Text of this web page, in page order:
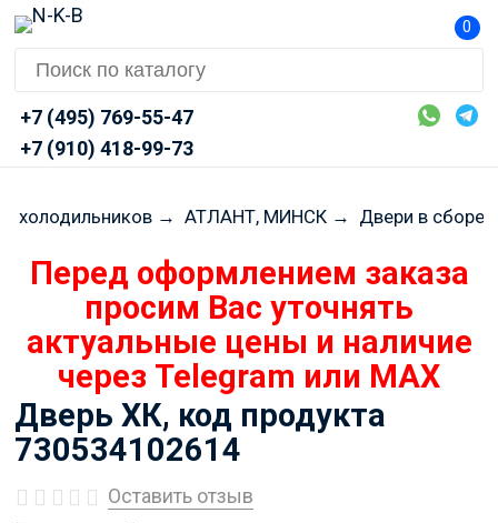
0
+7 (495) 769-55-47
+7 (910) 418-99-73
холодильников → АТЛАНТ, МИНСК→ Двери в сборе
Перед оформлением заказа
просим Вас уточнять
актуальные цены и наличие
через Telegram или MAX
Дверь ХК, код продукта
730534102614
Оставить отзыв